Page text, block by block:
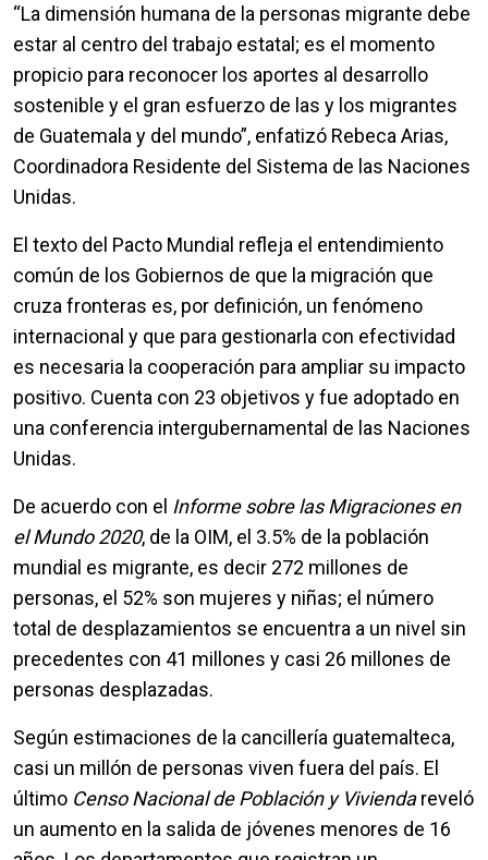
“La dimensión humana de la personas migrante debe
estar al centro del trabajo estatal; es el momento
propicio para reconocer los aportes al desarrollo
sostenible y el gran esfuerzo de las y los migrantes
de Guatemala y del mundo”, enfatizó Rebeca Arias,
Coordinadora Residente del Sistema de las Naciones
Unidas.
El texto del Pacto Mundial refleja el entendimiento
común de los Gobiernos de que la migración que
cruza fronteras es, por definición, un fenómeno
internacional y que para gestionarla con efectividad
es necesaria la cooperación para ampliar su impacto
positivo. Cuenta con 23 objetivos y fue adoptado en
una conferencia intergubernamental de las Naciones
Unidas.
De acuerdo con el Informe sobre las Migraciones en
el Mundo 2020, de la OIM, el 3.5% de la población
mundial es migrante, es decir 272 millones de
personas, el 52% son mujeres y niñas; el número
total de desplazamientos se encuentra a un nivel sin
precedentes con 41 millones y casi 26 millones de
personas desplazadas.
Según estimaciones de la cancillería guatemalteca,
casi un millón de personas viven fuera del país. El
último Censo Nacional de Población y Viviendareveló
un aumento en la salida de jóvenes menores de 16